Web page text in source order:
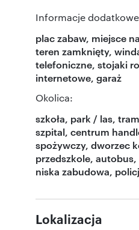
Informacje
plac zabaw, miejsce
teren zamknięty,
telefoniczne, stojaki
internetowe, garaż
Okolica:
szkoła, park / las,
szpital, centrum
spożywczy, dworzec
przedszkole,
niska zabudowa,
Lokalizacja